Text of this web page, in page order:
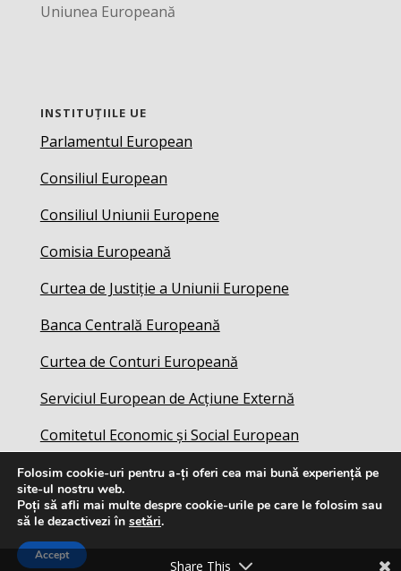
Uniunea Europeană
INSTITUȚIILE UE
Parlamentul European
Consiliul European
Consiliul Uniunii Europene
Comisia Europeană
Curtea de Justiție a Uniunii Europene
Banca Centrală Europeană
Curtea de Conturi Europeană
Serviciul European de Acțiune Externă
Comitetul Economic și Social European
Folosim cookie-uri pentru a-ți oferi cea mai bună experiență pe
site-ul nostru web.
Poți să afli mai multe despre cookie-urile pe care le folosim sau
să le dezactivezi în setări.
Accept
Share This